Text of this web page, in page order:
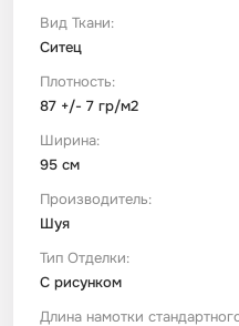
Вид Ткани:
Ситец
Плотность:
87 +/- 7 гр/м2
Ширина:
95 см
Производитель:
Шуя
Тип Отделки:
С рисунком
Длина намотки